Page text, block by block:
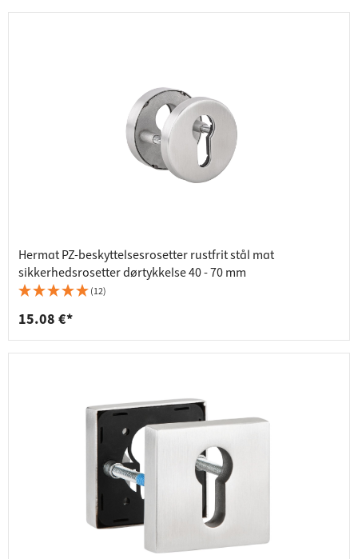
Hermat PZ-beskyttelsesrosetter rustfrit stål mat
sikkerhedsrosetter dørtykkelse 40 - 70 mm
(12)
15.08 €*